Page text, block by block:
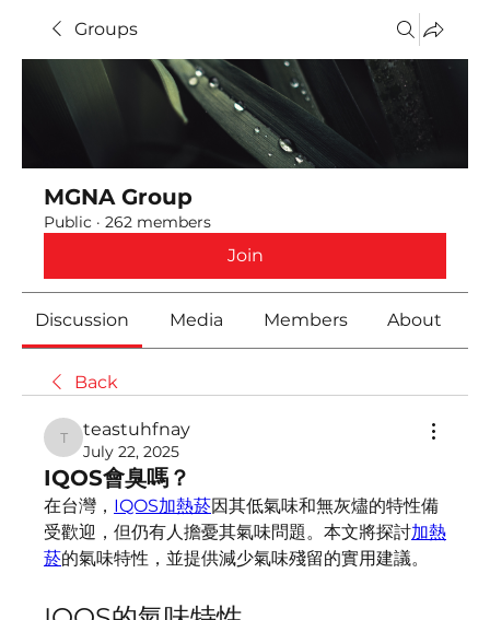
Groups
MGNA Group
Public · 262 members
Join
Discussion Media Members About
Back
teastuhfnay
teastuhfnay
July 22, 2025
IQOS會臭嗎？
在台灣， IQOS加熱菸因其低氣味和無灰燼的特性備
受歡迎，但仍有人擔憂其氣味問題。本文將探討加熱
菸的氣味特性，並提供減少氣味殘留的實用建議。